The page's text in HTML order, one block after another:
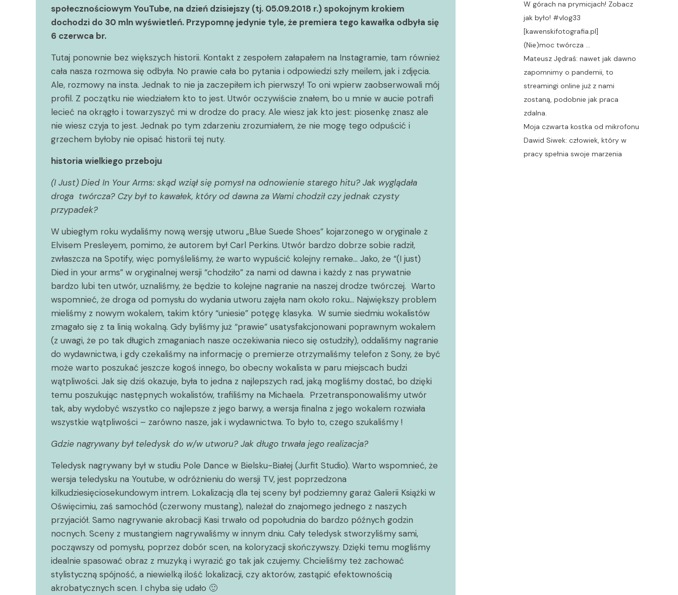
społecznościowym YouTube, na dzień dzisiejszy (tj. 05.09.2018 r.) spokojnym krokiem
dochodzi do 30 mln wyświetleń. Przypomnę jedynie tyle, że premiera tego kawałka odbyła się
6 czerwca br.
Tutaj ponownie bez większych historii. Kontakt z zespołem załapałem na Instagramie, tam również
cała nasza rozmowa się odbyła. No prawie cała bo pytania i odpowiedzi szły meilem, jak i zdjęcia.
Ale, rozmowy na insta. Jednak to nie ja zaczepiłem ich pierwszy! To oni wpierw zaobserwowali mój
profil. Z początku nie wiedziałem kto to jest. Utwór oczywiście znałem, bo u mnie w aucie potrafi
lecieć na okrągło i towarzyszyć mi w drodze do pracy. Ale wiesz jak kto jest: piosenkę znasz ale
nie wiesz czyja to jest. Jednak po tym zdarzeniu zrozumiałem, że nie mogę tego odpuścić i
grzechem byłoby nie opisać historii tej nuty.
historia wielkiego przeboju
(I Just) Died In Your Arms: skąd wziął się pomysł na odnowienie starego hitu? Jak wyglądała
droga twórcza? Czy był to kawałek, który od dawna za Wami chodził czy jednak czysty
przypadek?
W ubiegłym roku wydaliśmy nową wersję utworu „Blue Suede Shoes” kojarzonego w oryginale z
Elvisem Presleyem, pomimo, że autorem był Carl Perkins. Utwór bardzo dobrze sobie radził,
zwłaszcza na Spotify, więc pomyśleliśmy, że warto wypuścić kolejny remake… Jako, że “(I just)
Died in your arms” w oryginalnej wersji “chodziło” za nami od dawna i każdy z nas prywatnie
bardzo lubi ten utwór, uznaliśmy, że będzie to kolejne nagranie na naszej drodze twórczej. Warto
wspomnieć, że droga od pomysłu do wydania utworu zajęła nam około roku… Największy problem
mieliśmy z nowym wokalem, takim który “uniesie” potęgę klasyka. W sumie siedmiu wokalistów
zmagało się z ta linią wokalną. Gdy byliśmy już “prawie” usatysfakcjonowani poprawnym wokalem
(z uwagi, że po tak długich zmaganiach nasze oczekiwania nieco się ostudziły), oddaliśmy nagranie
do wydawnictwa, i gdy czekaliśmy na informację o premierze otrzymaliśmy telefon z Sony, że być
może warto poszukać jeszcze kogoś innego, bo obecny wokalista w paru miejscach budzi
wątpliwości. Jak się dziś okazuje, była to jedna z najlepszych rad, jaką mogliśmy dostać, bo dzięki
temu poszukując następnych wokalistów, trafiliśmy na Michaela. Przetransponowaliśmy utwór
tak, aby wydobyć wszystko co najlepsze z jego barwy, a wersja finalna z jego wokalem rozwiała
wszystkie wątpliwości – zarówno nasze, jak i wydawnictwa. To było to, czego szukaliśmy !
Gdzie nagrywany był teledysk do w/w utworu? Jak długo trwała jego realizacja?
Teledysk nagrywany był w studiu Pole Dance w Bielsku-Białej (Jurfit Studio). Warto wspomnieć, że
wersja teledysku na Youtube, w odróżnieniu do wersji TV, jest poprzedzona
kilkudziesięciosekundowym intrem. Lokalizacją dla tej sceny był podziemny garaż Galerii Książki w
Oświęcimiu, zaś samochód (czerwony mustang), należał do znajomego jednego z naszych
przyjaciół. Samo nagrywanie akrobacji Kasi trwało od popołudnia do bardzo późnych godzin
nocnych. Sceny z mustangiem nagrywaliśmy w innym dniu. Cały teledysk stworzyliśmy sami,
począwszy od pomysłu, poprzez dobór scen, na koloryzacji skończywszy. Dzięki temu mogliśmy
idealnie spasować obraz z muzyką i wyrazić go tak jak czujemy. Chcieliśmy też zachować
stylistyczną spójność, a niewielką ilość lokalizacji, czy aktorów, zastąpić efektownością
akrobatycznych scen. I chyba się udało 🙂
W górach na prymicjach! Zobacz
jak było! #vlog33
[kawenskifotografia.pl]
(Nie)moc twórcza …
Mateusz Jędraś: nawet jak dawno
zapomnimy o pandemii, to
streamingi online już z nami
zostaną, podobnie jak praca
zdalna.
Moja czwarta kostka od mikrofonu
Dawid Siwek: człowiek, który w
pracy spełnia swoje marzenia